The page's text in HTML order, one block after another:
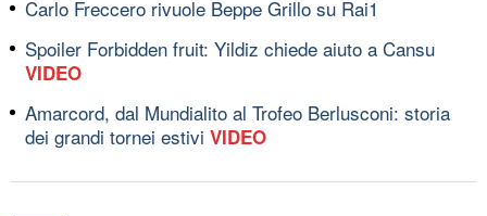
Carlo Freccero rivuole Beppe Grillo su Rai1
Spoiler Forbidden fruit: Yildiz chiede aiuto a Cansu
VIDEO
Amarcord, dal Mundialito al Trofeo Berlusconi: storia
dei grandi tornei estivi VIDEO